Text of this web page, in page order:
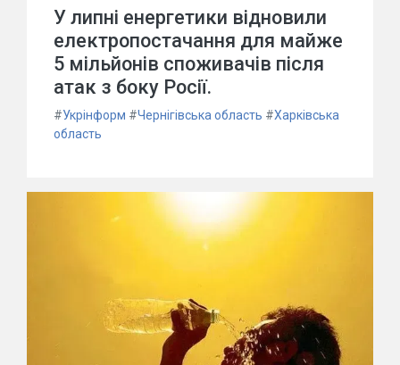
У липні енергетики відновили
електропостачання для майже
5 мільйонів споживачів після
атак з боку Росії.
#Укрінформ #Чернігівська область #Харківська
область